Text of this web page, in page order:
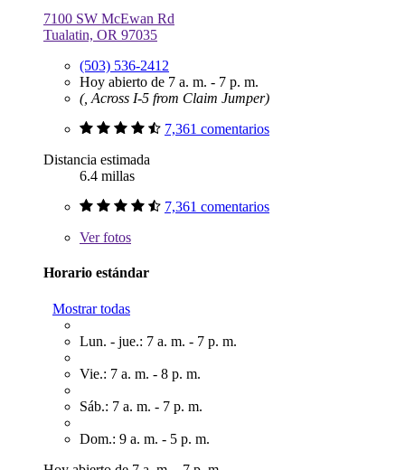
7100 SW McEwan Rd
Tualatin, OR 97035
(503) 536-2412
Hoy abierto de 7 a. m. - 7 p. m.
(, Across I-5 from Claim Jumper)
7,361 comentarios
Distancia estimada
6.4 millas
7,361 comentarios
Verfotos
Horario estándar
Mostrar todas
Lun. - jue.: 7 a. m. - 7 p. m.
Vie.: 7 a. m. - 8 p. m.
Sáb.: 7 a. m. - 7 p. m.
Dom.: 9 a. m. - 5 p. m.